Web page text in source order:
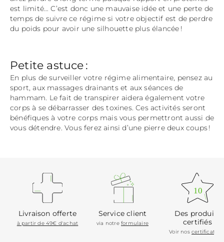
est limité… C’est donc une mauvaise idée et une perte de
temps de suivre ce régime si votre objectif est de perdre
du poids pour avoir une silhouette plus élancée !
Petite astuce :
En plus de surveiller votre régime alimentaire, pensez au
sport, aux massages drainants et aux séances de
hammam. Le fait de transpirer aidera également votre
corps à se débarrasser des toxines. Ces activités seront
bénéfiques à votre corps mais vous permettront aussi de
vous détendre. Vous ferez ainsi d’une pierre deux coups !
Livraison offerte
à partir de 49€ d'achat
Service client
via notre formulaire
10
Des produits
certifiés
Voir nos